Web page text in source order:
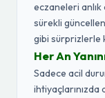
eczaneleri
sürekli
gibi sürprizlerle
Her An
Sadece acil
ihtiyaçlarınızda